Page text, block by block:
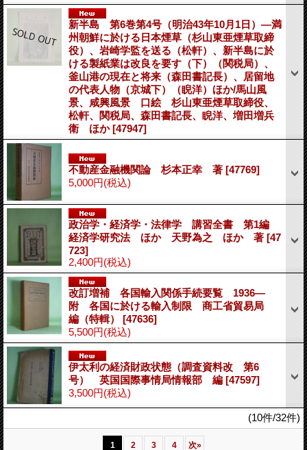
新半島 第6巻第4号（明治43年10月1日）―満
州朝鮮に於ける日本煙草（杉山東亜煙草取締
役）、岩崎学監を送る（松軒）、新半島に於
ける製紙業は改良を要す（下）（関税局）、
釜山港の現在と将来（森田書記長）、居留地
の代表人物（京城下）（睨洋）ほか/馬山風
景、咸興風景 口絵 杉山東亜煙草取締役、
松軒、関税局、森田書記長、睨洋、増田増兵
衛 ほか[47947]
不動産金融機関論 杉本正幸 著 [47769]
5,000円(税込)
政治学・経済学・法律学 講習全書 第1編
経済学研究法 ほか 天野為之 ほか 著 [47
723]
2,400円(税込)
改訂増補 各国輸入関係手続要覧 1936―
附 各国に於ける輸入制限 商工省貿易局
編（特輯） [47636]
5,500円(税込)
伊太利の経済財政状態（調査資料改 第6
号） 英国国際事情局情報部 編 [47597]
3,500円(税込)
(10件/32件)
1 2 3 4 次»